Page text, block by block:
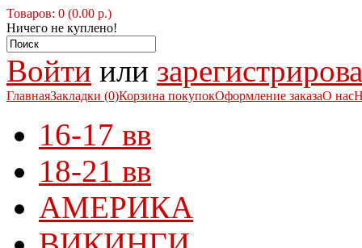
Товаров: 0 (0.00 р.)
Ничего не куплено!
Войти или
ГлавнаяЗакладки (0)Корзина покупокОформление заказаО нас
16-17 вв
18-21 вв
АМЕРИКА